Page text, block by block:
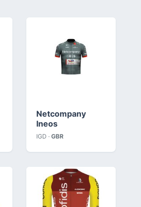
Netcompany
Ineos
IGD · GBR